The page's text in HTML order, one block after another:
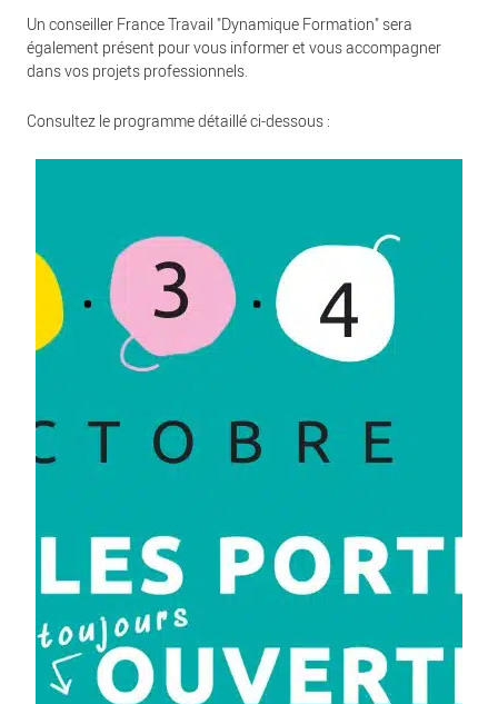
Un conseiller France Travail "Dynamique Formation" sera
également présent pour vous informer et vous accompagner
dans vos projets professionnels.
Consultez le programme détaillé ci-dessous :